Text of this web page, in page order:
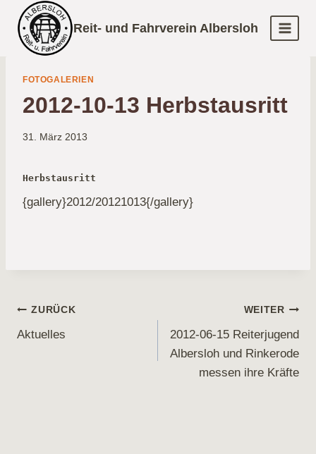
Inhalt
springen
Reit- und Fahrverein Albersloh
FOTOGALERIEN
2012-10-13 Herbstausritt
31. März 2013
Herbstausritt
{gallery}2012/20121013{/gallery}
Beitragsnavigation
ZURÜCK
Aktuelles
WEITER
2012-06-15 Reiterjugend
Albersloh und Rinkerode
messen ihre Kräfte